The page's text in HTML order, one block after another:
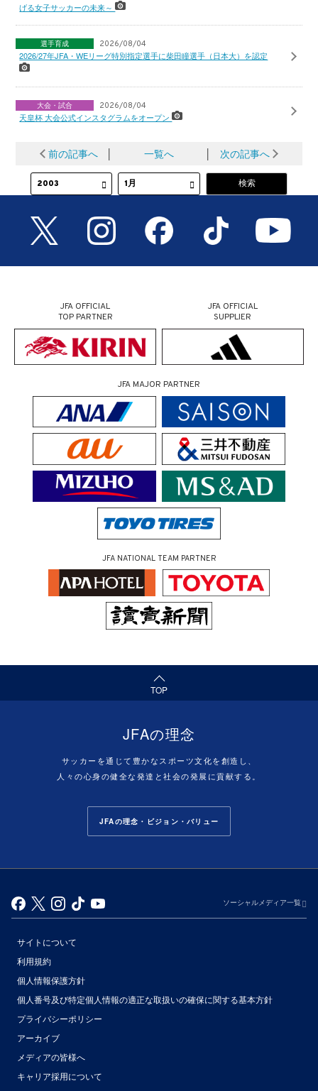
げる女子サッカーの未来～
選手育成 2026/08/04
2026/27年JFA・WEリーグ特別指定選手に柴田瞳選手（日本大）を認定
大会・試合 2026/08/04
天皇杯 大会公式インスタグラムをオープン
前の記事へ │ 一覧へ │ 次の記事へ
JFA OFFICIAL
TOP PARTNER
JFA OFFICIAL
SUPPLIER
JFA MAJOR PARTNER
JFA NATIONAL TEAM PARTNER
TOP
（ページの先頭へ）
JFAの理念
サッカーを通じて豊かなスポーツ文化を創造し、
人々の心身の健全な発達と社会の発展に貢献する。
JFAの理念・ビジョン・バリュー
ソーシャルメディア一覧
サイトについて
利用規約
個人情報保護方針
個人番号及び特定個人情報の適正な取扱いの確保に関する基本方針
プライバシーポリシー
アーカイブ
メディアの皆様へ
キャリア採用について